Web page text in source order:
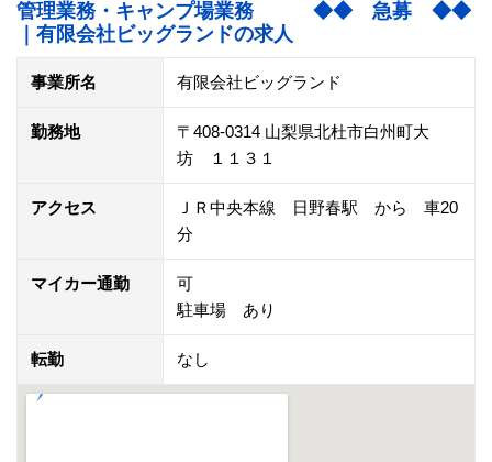
管理業務・キャンプ場業務 ◆◆ 急募 ◆◆
｜有限会社ビッグランドの求人
事業所名 有限会社ビッグランド
勤務地
〒408-0314 山梨県北杜市白州町大
坊 １１３１
アクセス
ＪＲ中央本線 日野春駅 から 車20
分
マイカー通勤
可
駐車場 あり
転勤 なし